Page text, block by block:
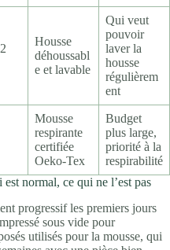
Housse
déhoussabl
e et lavable
Qui veut
pouvoir
laver la
housse
régulièrem
ent
Mousse
respirante
certifiée
Oeko-Tex
Budget
plus large,
priorité à la
respirabilité
normal, ce qui ne l’est pas
progressif les premiers jours
sous vide pour
utilisés pour la mousse, qui